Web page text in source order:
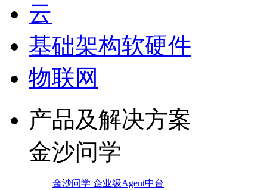
云
基础架构软硬件
物联网
产品及解决方案
金沙问学
金沙问学 企业级Agent中台